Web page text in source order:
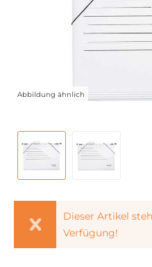
Abbildung ähnlich
Dieser Artikel
Verfügung!